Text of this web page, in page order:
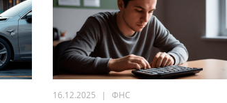
16.12.2025 ФНС